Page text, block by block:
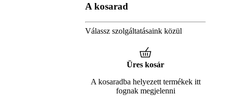
A kosarad
Válassz szolgáltatásaink közül
Üres kosár
A kosaradba helyezett termékek itt
fognak megjelenni